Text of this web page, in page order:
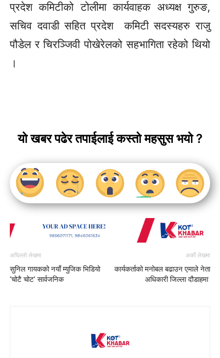
प्रदेशकमिटीकोटोलीमा कार्यवाहक अध्यक्ष गुरुङ,
सचिव दवाडी सहित प्रदेशकमिटीसदस्यहरु राजु
पौडेल र चिरञ्जिवी पोखेरेलको सहभागिता रहेको थियो
।
यो खबर पढेर तपाईलाई कस्तो महसुस भयो ?
अघिल्लो लेखमा
सुनिल गायकको नयाँ म्युजिक भिडियो
‘चोटै चोट’ सार्वजनिक
अर्को लेखमा
कार्यकर्ताको मनोबल बढाउन एमाले नेता
अधिकारी जिल्ला दौडाहमा